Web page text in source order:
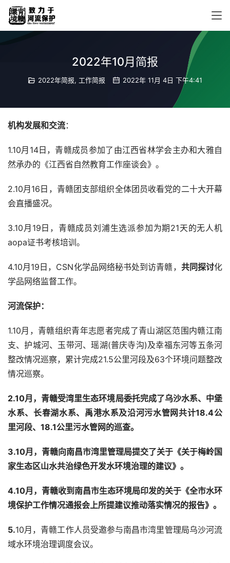
2022年10月简报
2022年简报, 工作简报 2022年 11月 4日 下午4:41
机构发展和交流：
1.10月14日，青赣成员参加了由江西省林学会主办和大雅自
然承办的《江西省自然教育工作座谈会》。
2.10月16日，青赣团支部组织全体团员收看党的二十大开幕
会直播盛况。
3.10月19日，青赣成员刘浦生选派参加为期21天的无人机
aopa证书考核培训。
4.10月19日，CSN化学品网络秘书处到访青赣， 共同探讨化
学品网络监督工作。
河流保护：
1.10月，青赣组织青年志愿者完成了青山湖区范围内赣江南
支、护城河、玉带河、瑶湖(普庆寺沟)及幸福东河等五条河
整改情况巡察，累计完成21.5公里河段及63个环境问题整改
情况巡察。
2.10月，青赣受湾里生态环境局委托完成了乌沙水系、中堡
水系、长春湖水系、禹港水系及沿河污水管网共计18.4公
里河段、18.1公里污水管网的巡查。
3.10月，青赣向南昌市湾里管理局提交了关于《关于梅岭国
家生态区山水共治绿色开发水环境治理的建议》。
4.10月，青赣收到南昌市生态环境局印发的关于《全市水环
境保护工作情况通报会上所提建议推动落实情况的报告》。
5.10月，青赣工作人员受邀参与南昌市湾里管理局乌沙河流
域水环境治理调度会议。